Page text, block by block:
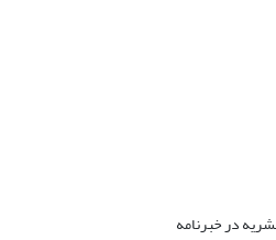
در خبرنامه